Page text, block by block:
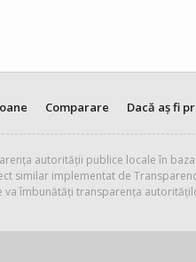
Comparare Dacă aș fi
autorității publice locale în
implementat de
va îmbunătăți transparența